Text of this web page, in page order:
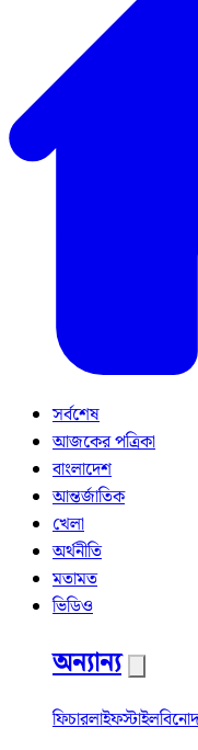
সর্বশেষ
আজকের পত্রিকা
বাংলাদেশ
আন্তর্জাতিক
খেলা
অর্থনীতি
মতামত
ভিডিও
অন্যান্য
ফিচারলাইফস্টাইল